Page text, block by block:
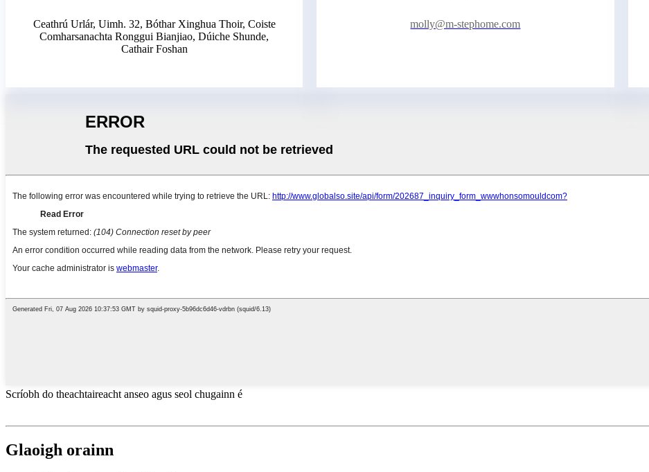
Ceathrú Urlár, Uimh. 32, Bóthar Xinghua Thoir, Coiste
Comharsanachta Ronggui Bianjiao, Dúiche Shunde,
Cathair Foshan
molly@m-stephome.com
Scríobh do theachtaireacht anseo agus seol chugainn é
Glaoigh orainn